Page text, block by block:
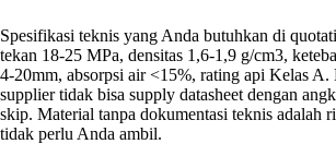
Spesifikasi teknis yang Anda butuhkan di
tekan 18-25 MPa, densitas 1,6-1,9 g/cm3,
4-20mm, absorpsi air <15%, rating api Kelas A.
supplier tidak bisa supply datasheet dengan
skip. Material tanpa dokumentasi teknis adalah
tidak perlu Anda ambil.